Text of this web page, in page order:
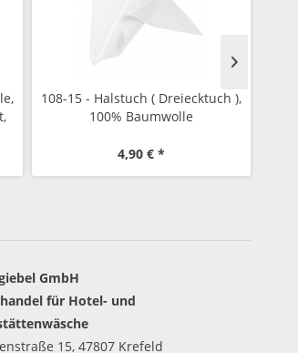
108-15 - Halstuch ( Dreiecktuch ),
100% Baumwolle
4,90 € *
GmbH
für Hotel- und
15, 47807 Krefeld